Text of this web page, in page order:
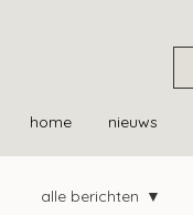
home nieuws
alle berichten